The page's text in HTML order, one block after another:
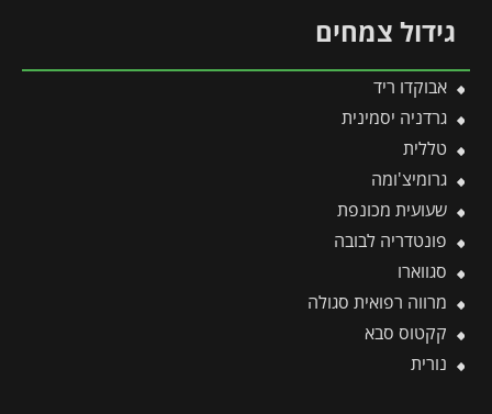
גידול צמחים
אבוקדו ריד
גרדניה יסמינית
טללית
גרומיצ'ומה
שעועית מכונפת
פונטדריה לבובה
סגווארו
מרווה רפואית סגולה
קקטוס סבא
נורית